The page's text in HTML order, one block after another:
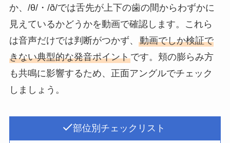
か、/θ/・/ð/では舌先が上下の歯の間からわずかに
見えているかどうかを動画で確認します。これら
は音声だけでは判断がつかず、 動画でしか検証で
きない典型的な発音ポイントです。頬の膨らみ方
も共鳴に影響するため、正面アングルでチェック
しましょう。
部位別チェックリスト